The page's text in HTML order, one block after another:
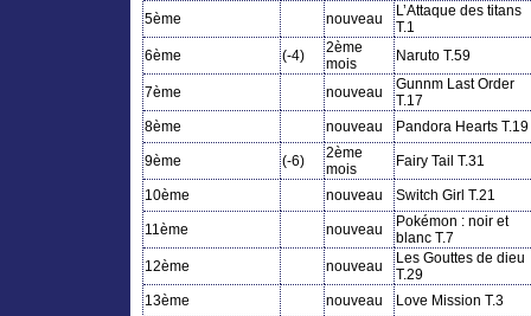
5ème nouveau
L’Attaque des titans
T.1
6ème
(-4)
2ème
mois
Naruto T.59
7ème nouveau
Gunnm Last Order
T.17
8ème
nouveau Pandora Hearts T.19
9ème (-6)
2ème
mois
Fairy Tail T.31
10ème nouveau Switch Girl T.21
11ème nouveau
Pokémon : noir et
blanc T.7
12ème
nouveau
Les Gouttes de dieu
T.29
13ème
nouveau Love Mission T.3